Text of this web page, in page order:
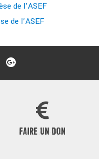
de l’ASEF
de l’ASEF
FAIRE UN DON